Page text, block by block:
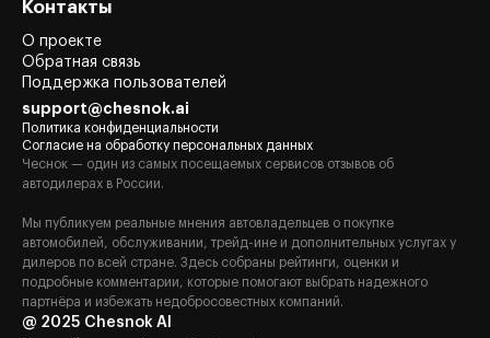
Контакты
О проекте
Обратная связь
Поддержка пользователей
support@chesnok.ai
Политика конфиденциальности
Согласие на обработку персональных данных
Чеснок — один из самых посещаемых сервисов отзывов об
автодилерах в России.
Мы публикуем реальные мнения автовладельцев о покупке
автомобилей, обслуживании, трейд-ине и дополнительных услугах у
дилеров по всей стране. Здесь собраны рейтинги, оценки и
подробные комментарии, которые помогают выбрать надежного
партнёра и избежать недобросовестных компаний.
@ 2025 Chesnok AI